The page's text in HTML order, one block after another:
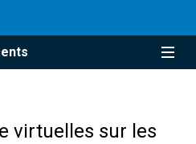
virtuelles sur les